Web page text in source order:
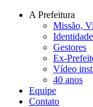
Conteúdo principal
A Prefeitura
Missão,
Gestores
Ex-
Vídeo
40 anos
Equipe
Contato